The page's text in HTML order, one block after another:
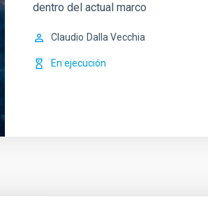
dentro del actual marco
Claudio Dalla Vecchia
En ejecución